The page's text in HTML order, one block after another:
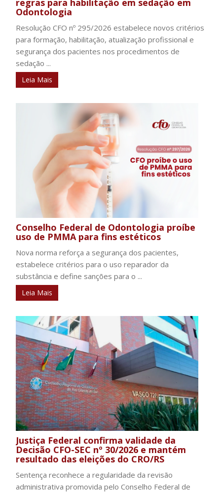
Odontologia
Resolução CFO nº 295/2026 estabelece novos critérios
para formação, habilitação, atualização profissional e
segurança dos pacientes nos procedimentos de
sedação ...
Leia Mais
Conselho Federal de Odontologia proíbe
uso de PMMA para fins estéticos
Nova norma reforça a segurança dos pacientes,
estabelece critérios para o uso reparador da
substância e define sanções para o ...
Leia Mais
Justiça Federal confirma validade da
Decisão CFO-SEC nº 30/2026 e mantém
resultado das eleições do CRO/RS
Sentença reconhece a regularidade da revisão
administrativa promovida pelo Conselho Federal de